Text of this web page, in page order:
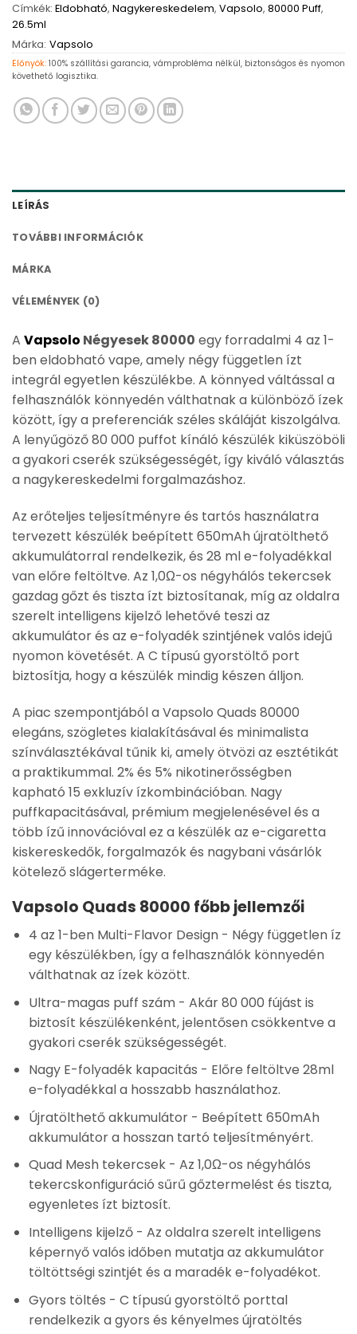
Címkék: Eldobható, Nagykereskedelem, Vapsolo, 80000 Puff,
26.5ml
Márka: Vapsolo
Előnyök: 100% szállítási garancia, vámprobléma nélkül, biztonságos és nyomon
követhető logisztika.
LEÍRÁS
TOVÁBBI INFORMÁCIÓK
MÁRKA
VÉLEMÉNYEK (0)
A Vapsolo Négyesek 80000 egy forradalmi 4 az 1-
ben eldobható vape, amely négy független ízt
integrál egyetlen készülékbe. A könnyed váltással a
felhasználók könnyedén válthatnak a különböző ízek
között, így a preferenciák széles skáláját kiszolgálva.
A lenyűgöző 80 000 puffot kínáló készülék kiküszöböli
a gyakori cserék szükségességét, így kiváló választás
a nagykereskedelmi forgalmazáshoz.
Az erőteljes teljesítményre és tartós használatra
tervezett készülék beépített 650mAh újratölthető
akkumulátorral rendelkezik, és 28 ml e-folyadékkal
van előre feltöltve. Az 1,0Ω-os négyhálós tekercsek
gazdag gőzt és tiszta ízt biztosítanak, míg az oldalra
szerelt intelligens kijelző lehetővé teszi az
akkumulátor és az e-folyadék szintjének valós idejű
nyomon követését. A C típusú gyorstöltő port
biztosítja, hogy a készülék mindig készen álljon.
A piac szempontjából a Vapsolo Quads 80000
elegáns, szögletes kialakításával és minimalista
színválasztékával tűnik ki, amely ötvözi az esztétikát
a praktikummal. 2% és 5% nikotinerősségben
kapható 15 exkluzív ízkombinációban. Nagy
puffkapacitásával, prémium megjelenésével és a
több ízű innovációval ez a készülék az e-cigaretta
kiskereskedők, forgalmazók és nagybani vásárlók
kötelező slágerterméke.
Vapsolo Quads 80000 főbb jellemzői
4 az 1-ben Multi-Flavor Design- Négy független íz
egy készülékben, így a felhasználók könnyedén
válthatnak az ízek között.
Ultra-magas puff szám- Akár 80 000 fújást is
biztosít készülékenként, jelentősen csökkentve a
gyakori cserék szükségességét.
Nagy E-folyadék kapacitás - Előre feltöltve 28ml
e-folyadékkal a hosszabb használathoz.
Újratölthető akkumulátor- Beépített 650mAh
akkumulátor a hosszan tartó teljesítményért.
Quad Mesh tekercsek- Az 1,0Ω-os négyhálós
tekercskonfiguráció sűrű gőztermelést és tiszta,
egyenletes ízt biztosít.
Intelligens kijelző- Az oldalra szerelt intelligens
képernyő valós időben mutatja az akkumulátor
töltöttségi szintjét és a maradék e-folyadékot.
Gyors töltés - C típusú gyorstöltő porttal
rendelkezik a gyors és kényelmes újratöltés